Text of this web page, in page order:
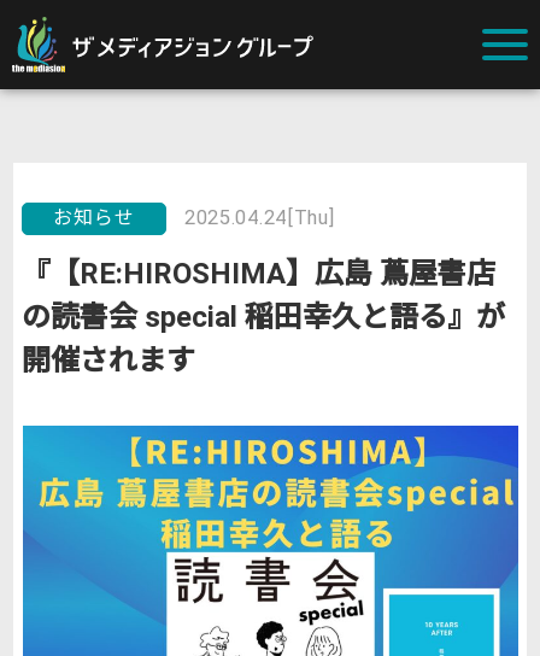
お知らせ 2025.04.24[Thu]
『【RE:HIROSHIMA】広島 蔦屋書店
の読書会 special 稲田幸久と語る』が
開催されます